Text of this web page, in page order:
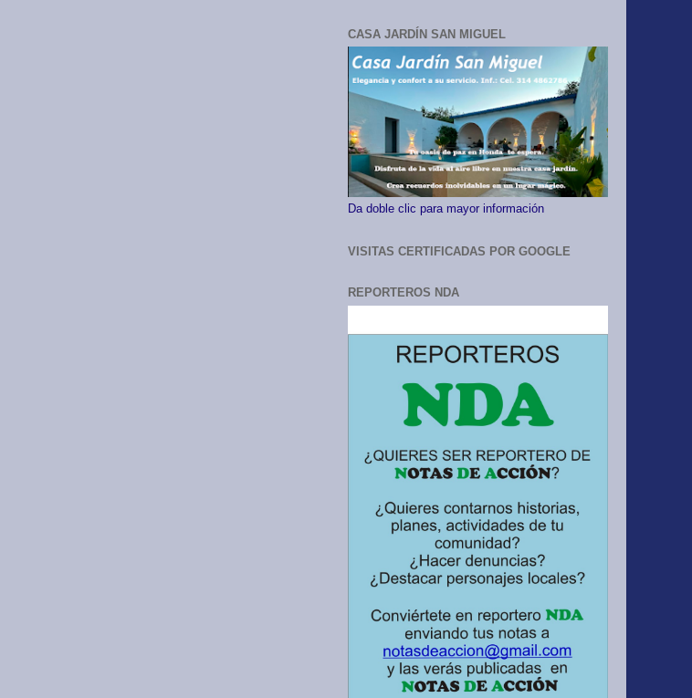
CASA JARDÍN SAN MIGUEL
Da doble clic para mayor información
VISITAS CERTIFICADAS POR GOOGLE
REPORTEROS NDA